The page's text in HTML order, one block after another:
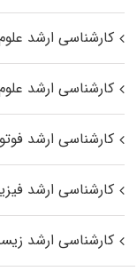
کارشناسی ارشد
کارشناسی ارشد
کارشناسی ارشد
کارشناسی ارشد
کارشناسی ارشد